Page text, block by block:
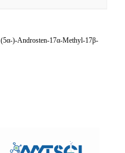
)-Androsten-17α-Methyl-17β-